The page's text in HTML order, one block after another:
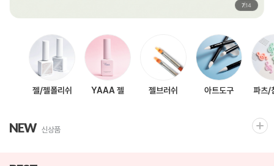
714
젤/젤폴리쉬 YAAA 젤 젤브러쉬 아트도구 파츠/
NEW 신상품